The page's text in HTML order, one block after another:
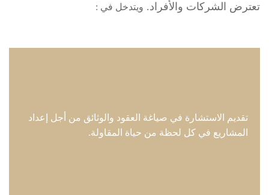
تعترض الشركات والأفراد. ويتدخل في :
تقديم الاستشارة في صياغة العقود والوثائق من أجل إعداد
المشاريع في كل لحظة من حياة المقاولة.